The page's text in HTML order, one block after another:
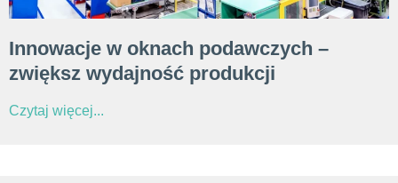
Innowacje w oknach podawczych –
zwiększ wydajność produkcji
Czytaj więcej...